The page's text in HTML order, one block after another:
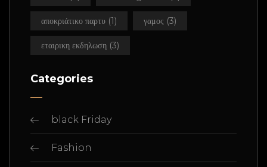
αποκριάτικο παρτυ (1) γαμος (3)
εταιρικη εκδηλωση (3)
Categories
black Friday
Fashion